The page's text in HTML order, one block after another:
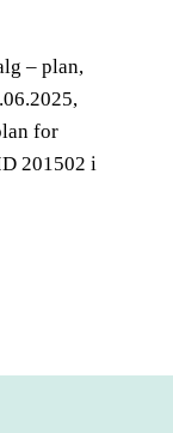
– plan,
for
201502 i